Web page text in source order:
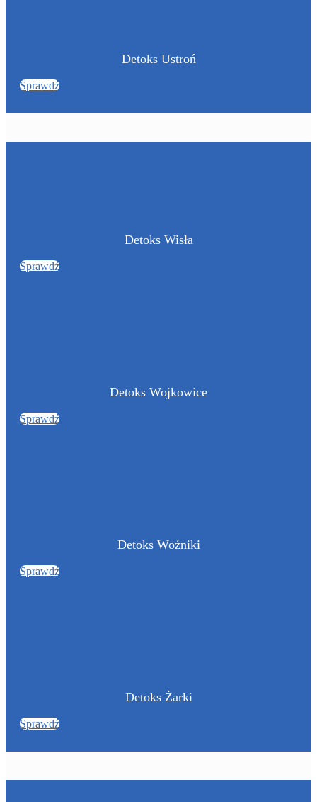
Detoks Ustroń
Sprawdź
Detoks Wisła
Sprawdź
Detoks Wojkowice
Sprawdź
Detoks Woźniki
Sprawdź
Detoks Żarki
Sprawdź